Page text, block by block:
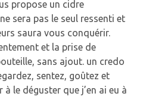
propose un cidre
sera pas le seul ressenti et
saura vous conquérir.
et la prise de
sans ajout. un credo
sentez, goûtez et
le déguster que j’en ai eu à